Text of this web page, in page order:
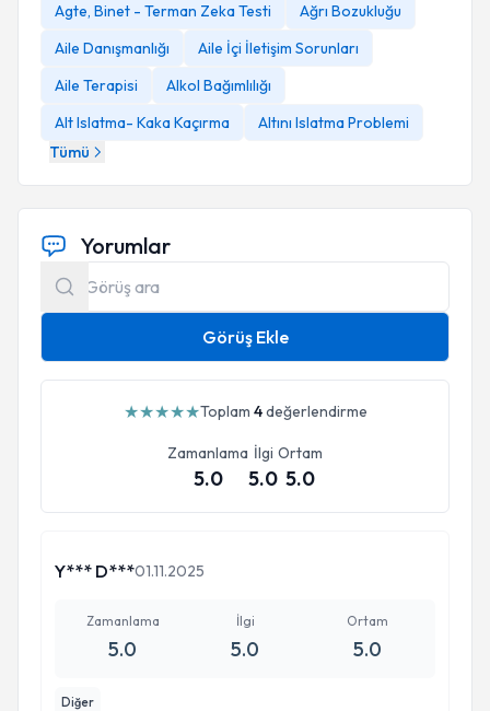
Agte, Binet - Terman Zeka Testi
Ağrı Bozukluğu
Aile Danışmanlığı
Aile İçi İletişim Sorunları
Aile Terapisi
Alkol Bağımlılığı
Alt Islatma- Kaka Kaçırma
Altını Islatma Problemi
Tümü
Yorumlar
Görüş Ekle
★★★★★Toplam 4değerlendirme
Zamanlama
5.0
İlgi
5.0
Ortam
5.0
Y*** D***01.11.2025
Zamanlama
5.0
İlgi
5.0
Ortam
5.0
Diğer